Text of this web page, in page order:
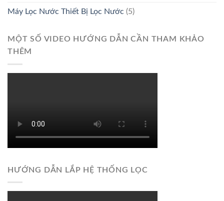
Máy Lọc Nước Thiết Bị Lọc Nước (5)
MỘT SỐ VIDEO HƯỚNG DẪN CẦN THAM KHẢO
THÊM
HƯỚNG DẪN LẮP HỆ THỐNG LỌC